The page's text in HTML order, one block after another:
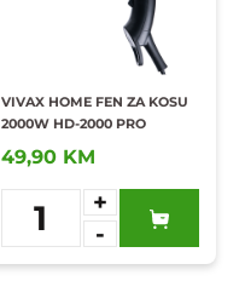
VIVAX HOME FEN ZA KOSU
2000W HD-2000 PRO
49,90 KM
1
+
-
Dodaj u
omiljene